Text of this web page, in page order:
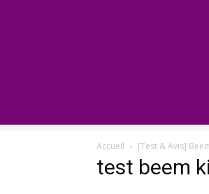
Accueil [Test & Avis]
test beem